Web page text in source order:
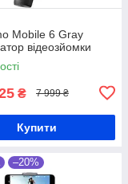
Mobile 6 Gray
відеозйомки
₴ 7 999 ₴
Купити
–20%